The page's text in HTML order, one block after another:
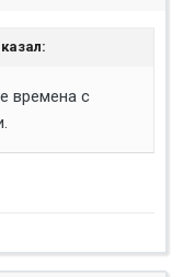
времена с